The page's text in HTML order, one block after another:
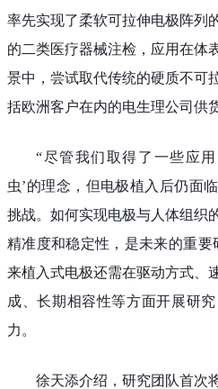
率先实现了柔软可拉伸电极阵列
的二类医疗器械注检，应用在体
景中，尝试取代传统的硬质不可
括欧洲客户在内的电生理公司供货
“尽管我们取得了一些应
虫’的理念，但电极植入后仍面
挑战。如何实现电极与人体组织
精准度和稳定性，是未来的重要
来植入式电极还需在驱动方式、
成、长期相容性等方面开展研
力。
徐天添介绍，研究团队首次